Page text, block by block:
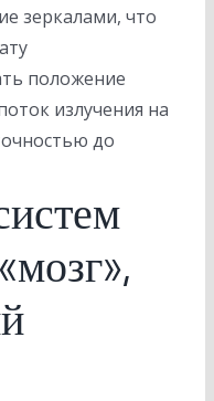
зеркалами, что
положение
излучения на
до